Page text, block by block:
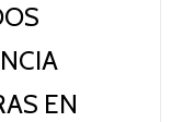
en
EN